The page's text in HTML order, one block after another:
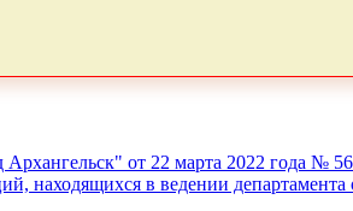
от 22 марта 2022 года №
находящихся в ведении